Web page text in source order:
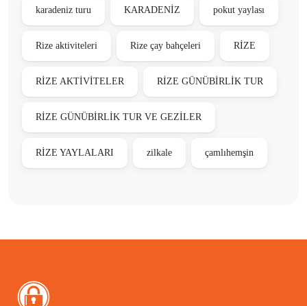
karadeniz turu KARADENİZ pokut yaylası
Rize aktiviteleri Rize çay bahçeleri RİZE
RİZE AKTİVİTELER RİZE GÜNÜBİRLİK TUR
RİZE GÜNÜBİRLİK TUR VE GEZİLER
RİZE YAYLALARI zilkale çamlıhemşin